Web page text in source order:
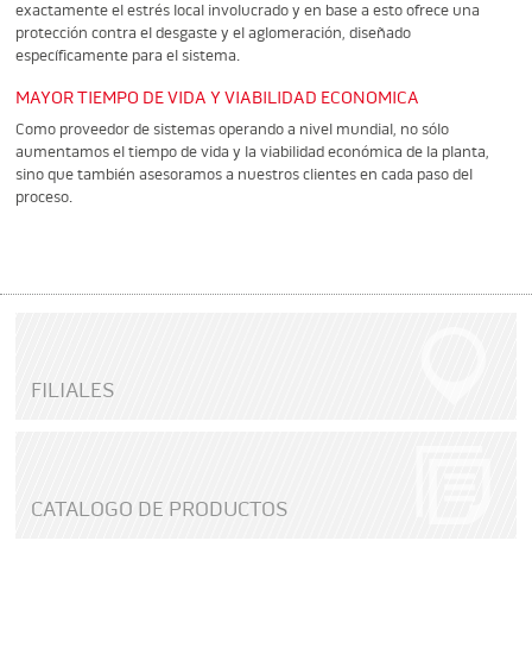
exactamente el estrés local involucrado y en base a esto ofrece una
protección contra el desgaste y el aglomeración, diseñado
específicamente para el sistema.
MAYOR TIEMPO DE VIDA Y VIABILIDAD ECONOMICA
Como proveedor de sistemas operando a nivel mundial, no sólo
aumentamos el tiempo de vida y la viabilidad económica de la planta,
sino que también asesoramos a nuestros clientes en cada paso del
proceso.
FILIALES
CATALOGO DE PRODUCTOS